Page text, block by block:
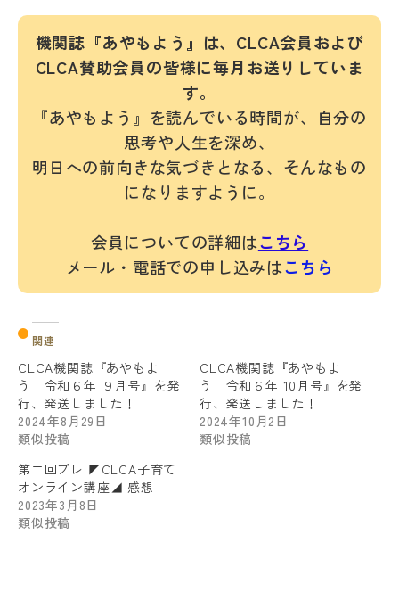
機関誌『あやもよう』は、CLCA会員および
CLCA賛助会員の皆様に毎月お送りしていま
す。
『あやもよう』を読んでいる時間が、自分の
思考や人生を深め、
明日への前向きな気づきとなる、そんなもの
になりますように。
会員についての詳細はこちら
メール・電話での申し込みはこちら
関連
CLCA機関誌『あやもよ
う 令和６年 ９月号』を発
行、発送しました！
2024年8月29日
類似投稿
CLCA機関誌『あやもよ
う 令和６年 10月号』を発
行、発送しました！
2024年10月2日
類似投稿
第二回プレ ◤CLCA子育て
オンライン講座◢ 感想
2023年3月8日
類似投稿